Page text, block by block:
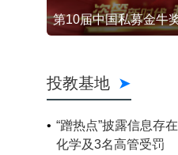
第10届中国私募金牛
投教基地
“蹭热点”披露信息存
化学及3名高管受罚